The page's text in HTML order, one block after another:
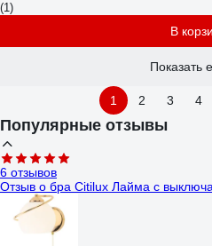
(1)
В
Показать
1 2 3 4
Популярные отзывы
6 отзывов
Отзыв о бра Citilux Лайма с